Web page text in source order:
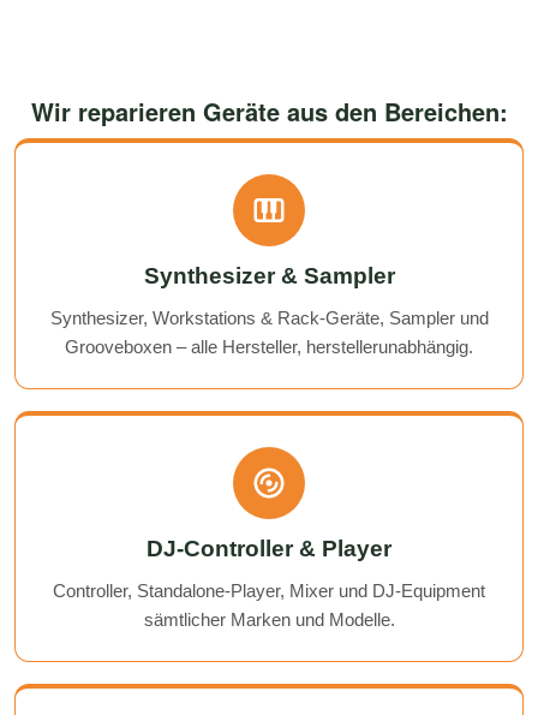
Wir reparieren Geräte aus den Bereichen:
Synthesizer & Sampler
Synthesizer, Workstations & Rack-Geräte, Sampler und
Grooveboxen – alle Hersteller, herstellerunabhängig.
DJ-Controller & Player
Controller, Standalone-Player, Mixer und DJ-Equipment
sämtlicher Marken und Modelle.